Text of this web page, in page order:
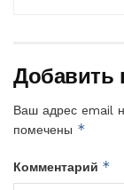
Добавить
Ваш адрес email
помечены *
Комментарий *